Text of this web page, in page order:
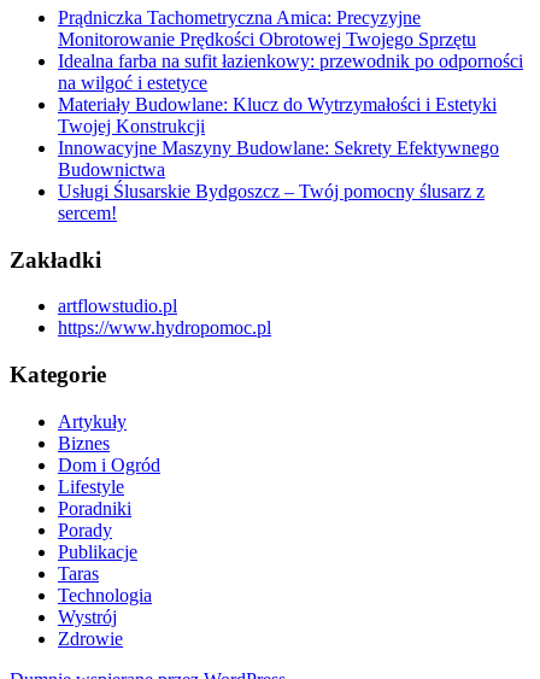
Prądniczka Tachometryczna Amica: Precyzyjne
Monitorowanie Prędkości Obrotowej Twojego Sprzętu
Idealna farba na sufit łazienkowy: przewodnik po odporności
na wilgoć i estetyce
Materiały Budowlane: Klucz do Wytrzymałości i Estetyki
Twojej Konstrukcji
Innowacyjne Maszyny Budowlane: Sekrety Efektywnego
Budownictwa
Usługi Ślusarskie Bydgoszcz – Twój pomocny ślusarz z
sercem!
Zakładki
artflowstudio.pl
https://www.hydropomoc.pl
Kategorie
Artykuły
Biznes
Dom i Ogród
Lifestyle
Poradniki
Porady
Publikacje
Taras
Technologia
Wystrój
Zdrowie